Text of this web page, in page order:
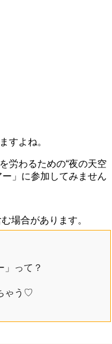
すよね。
労わるための“夜の天空
」に参加してみません
場合があります。
」って？
ゃう♡